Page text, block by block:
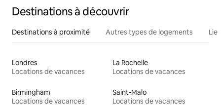
Destinations à découvrir
Destinations à proximité Autres types de logements
Londres
Locations de vacances
La Rochelle
Locations de vacances
Birmingham
Locations de vacances
Saint-Malo
Locations de vacances